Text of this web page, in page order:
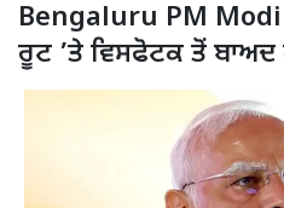
Bengaluru PM
ਰੂਟ ’ਤੇ ਵਿਸਫੋਟਕ ਤੋਂ